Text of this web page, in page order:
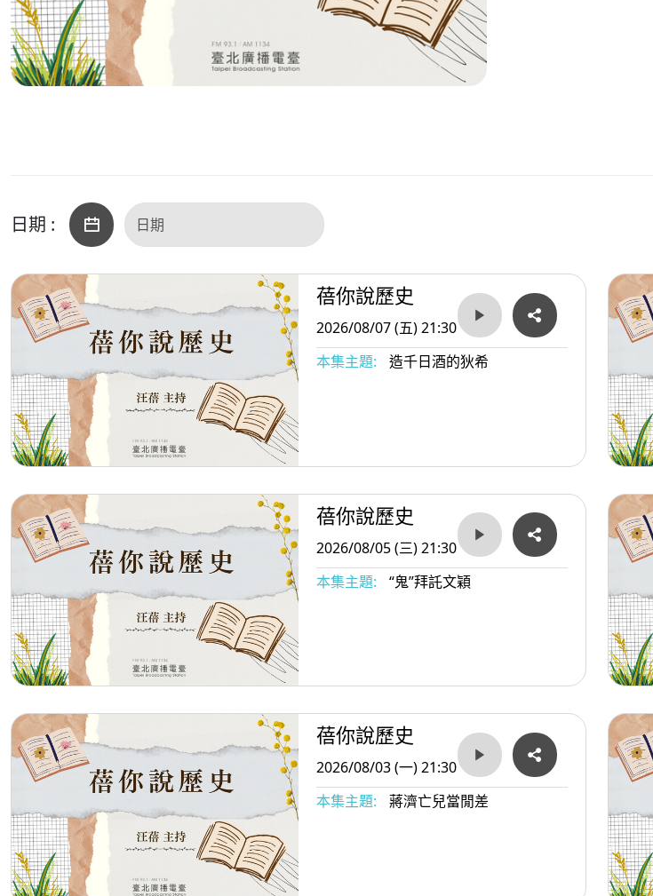
日期 :
蓓你說歷史
2026/08/07 (五) 21:30
本集主題:
造千日酒的狄希
蓓你說歷史
2026/08/05 (三) 21:30
本集主題:
“鬼”拜託文穎
蓓你說歷史
2026/08/03 (一) 21:30
本集主題:
蔣濟亡兒當閒差